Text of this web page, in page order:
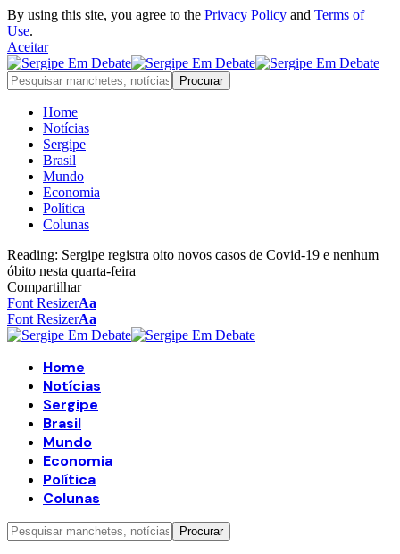
By using this site, you agree to the Privacy Policy and Terms of
Use.
Aceitar
Home
Notícias
Sergipe
Brasil
Mundo
Economia
Política
Colunas
Reading: Sergipe registra oito novos casos de Covid-19 e nenhum
óbito nesta quarta-feira
Compartilhar
Font ResizerAa
Font ResizerAa
Home
Notícias
Sergipe
Brasil
Mundo
Economia
Política
Colunas